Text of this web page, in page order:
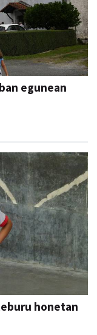
egunean
honetan